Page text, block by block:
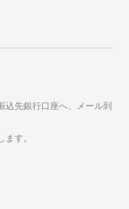
込先銀行口座へ、メール到
す。